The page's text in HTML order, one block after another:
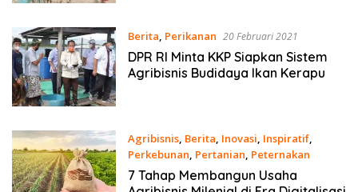
Berita, Perikanan 20 Februari 2021
DPR RI Minta KKP Siapkan Sistem
Agribisnis Budidaya Ikan Kerapu
Agribisnis, Berita, Inovasi, Inspiratif,
Perkebunan, Pertanian, Peternakan
18 Februari 2021
7 Tahap Membangun Usaha